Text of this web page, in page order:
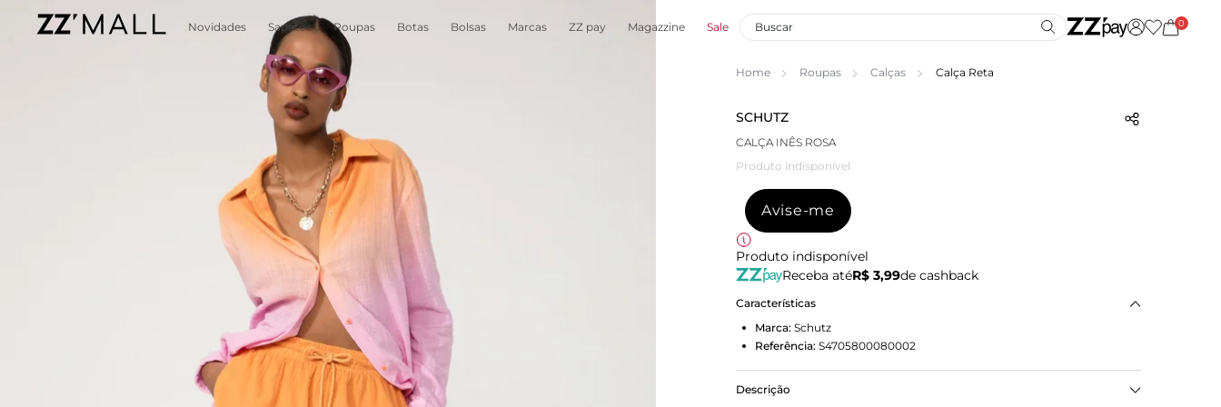
Novidades Sapatos Roupas Botas Bolsas Marcas ZZ pay Magazzine Sale 0
Home Roupas Calças Calça Reta
SCHUTZ
CALÇA INÊS ROSA
Produto indisponível
Avise-me
Produto indisponível
Receba atéR$ 3,99de cashback
Características
Marca: Schutz
Referência: S4705800080002
Descrição